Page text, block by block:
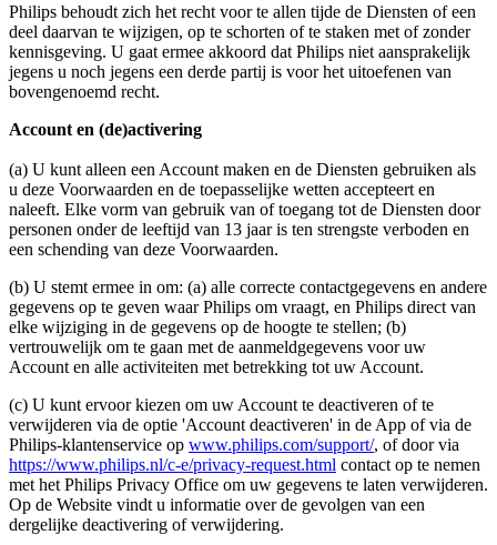
Philips behoudt zich het recht voor te allen tijde de Diensten of een
deel daarvan te wijzigen, op te schorten of te staken met of zonder
kennisgeving. U gaat ermee akkoord dat Philips niet aansprakelijk
jegens u noch jegens een derde partij is voor het uitoefenen van
bovengenoemd recht.
Account en (de)activering
(a) U kunt alleen een Account maken en de Diensten gebruiken als
u deze Voorwaarden en de toepasselijke wetten accepteert en
naleeft. Elke vorm van gebruik van of toegang tot de Diensten door
personen onder de leeftijd van 13 jaar is ten strengste verboden en
een schending van deze Voorwaarden.
(b) U stemt ermee in om: (a) alle correcte contactgegevens en andere
gegevens op te geven waar Philips om vraagt, en Philips direct van
elke wijziging in de gegevens op de hoogte te stellen; (b)
vertrouwelijk om te gaan met de aanmeldgegevens voor uw
Account en alle activiteiten met betrekking tot uw Account.
(c) U kunt ervoor kiezen om uw Account te deactiveren of te
verwijderen via de optie 'Account deactiveren' in de App of via de
Philips-klantenservice op www.philips.com/support/
https://www.philips.nl/c-e/privacy-request.html contact op te nemen
met het Philips Privacy Office om uw gegevens te laten verwijderen.
Op de Website vindt u informatie over de gevolgen van een
dergelijke deactivering of verwijdering.